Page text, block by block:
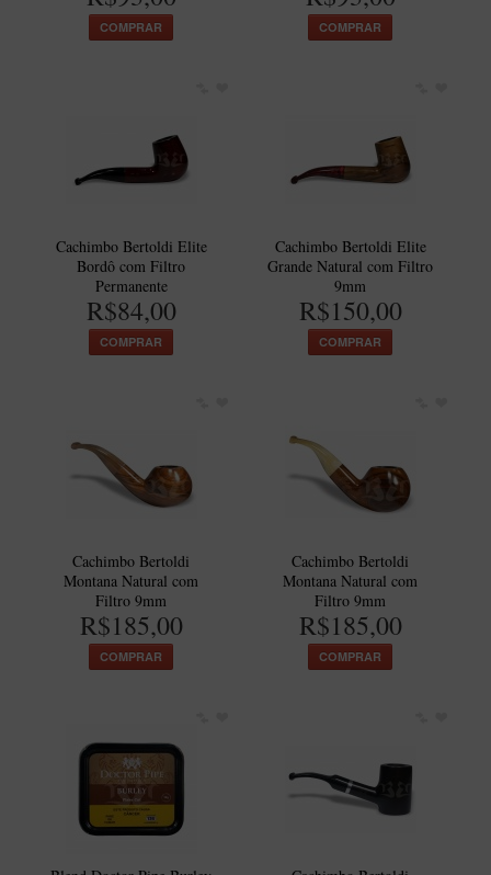
Premium
Sextavado
Hobby
BB Liso e Rústico
Elite Longo
Barolo
Churchwarden – Briar Italiano
Jateado
Maestro Compacto – Briar Italiano
Blends Para Cachimbo
Cachimbos
Limpadores para Cachimbo
Isqueiros
COMPRAR COMPRAR
Cachimbo Bertoldi Elite
Bordô com Filtro
Permanente
R$84,00
COMPRAR
Cachimbo Bertoldi Elite
Grande Natural com Filtro
9mm
R$150,00
COMPRAR
Cachimbo Bertoldi
Montana Natural com
Filtro 9mm
R$185,00
COMPRAR
Cachimbo Bertoldi
Montana Natural com
Filtro 9mm
R$185,00
COMPRAR